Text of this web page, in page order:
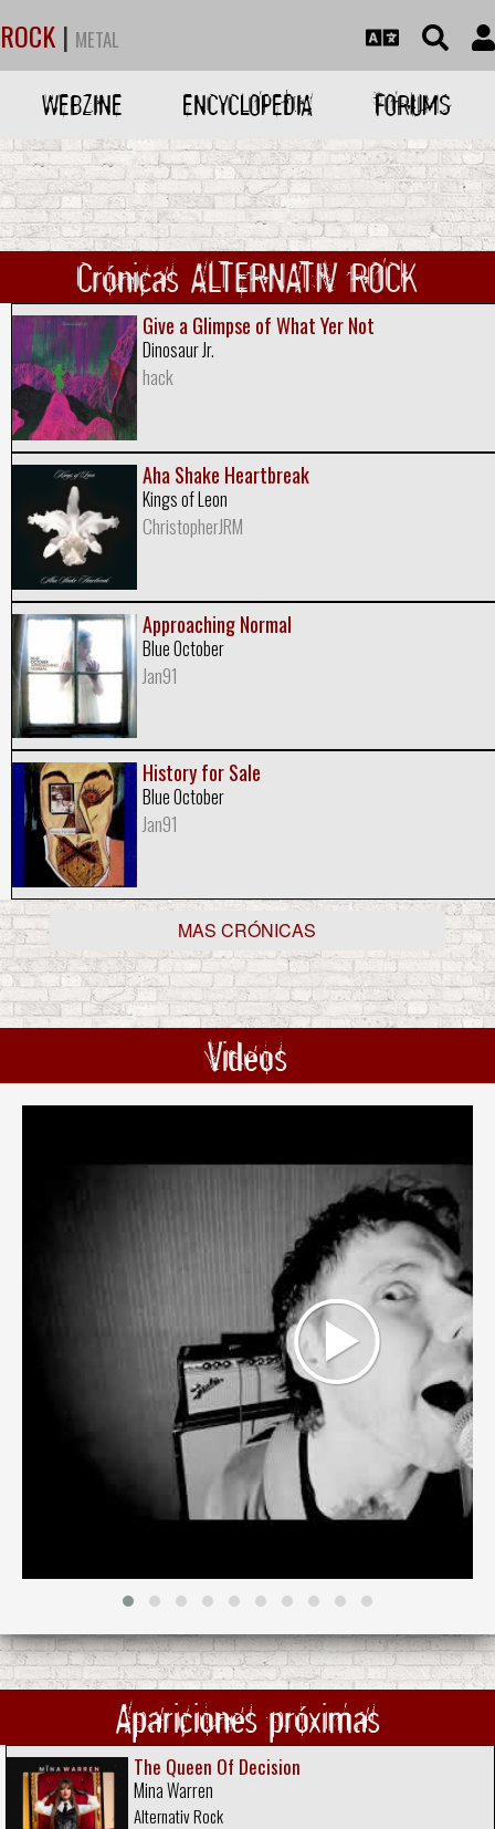
ROCK | METAL
WEBZINE ENCYCLOPEDIA FORUMS
Crónicas ALTERNATIV ROCK
Give a Glimpse of What Yer Not
Dinosaur Jr.
hack
Aha Shake Heartbreak
Kings of Leon
ChristopherJRM
Approaching Normal
Blue October
Jan91
History for Sale
Blue October
Jan91
MAS CRÓNICAS
Videos
Apariciones próximas
The Queen Of Decision
Mina Warren
Alternativ Rock